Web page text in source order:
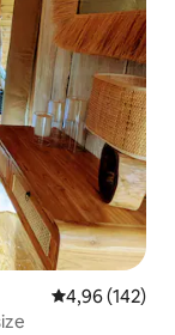
Évaluation
4,96 (142)